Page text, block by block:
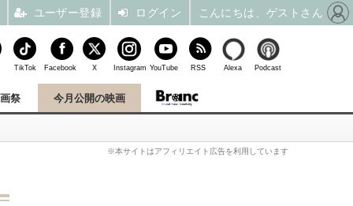
祭 今月公開の映画
※本サイトはアフィリエイト広告を利用しています
TikTok Facebook X Instagram YouTube RSS Alexa Podcast
ユーザー登録 ログイン こんにちは、ゲストさん